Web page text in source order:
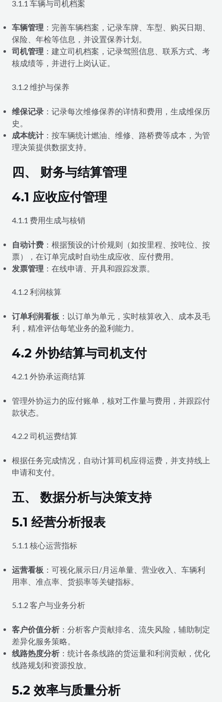
3.1.1 车辆与司机档案
车辆管理 ：完善车辆档案，记录车牌、车型、购买日期、
保险、年检等信息，并设置保养计划。
司机管理 ：建立司机档案，记录驾照信息、联系方式、考
核成绩等，并进行上岗认证。
3.1.2 维护与保养
维保记录：记录每次维修保养的详情和费用，生成维保历
史。
成本统计：按车辆统计燃油、维修、路桥费等成本，为管
理决策提供数据支持。
四、 财务与结算管理
4.1 应收应付管理
4.1.1 费用生成与核销
自动计费：根据预设的计价规则（如按里程、按吨位、按
票），在订单完成时自动生成应收、应付费用。
发票管理 ：在线申请、开具和跟踪发票。
4.1.2 利润核算
订单利润看板 ：以订单为单元，实时核算收入、成本及毛
利，精准评估每笔业务的盈利能力。
4.2 外协结算与司机支付
4.2.1 外协承运商结算
管理外协运力的应付账单，核对工作量与费用，并跟踪付
款状态。
4.2.2 司机运费结算
根据任务完成情况，自动计算司机应得运费，并支持线上
申请和支付。
五、 数据分析与决策支持
5.1 经营分析报表
5.1.1 核心运营指标
运营看板 ：可视化展示日/月运单量、营业收入、车辆利
用率、准点率、货损率等关键指标。
5.1.2 客户与业务分析
客户价值分析：分析客户贡献排名、流失风险，辅助制定
差异化服务策略。
线路热度分析：统计各条线路的货运量和利润贡献，优化
线路规划和资源投放。
5.2 效率与质量分析